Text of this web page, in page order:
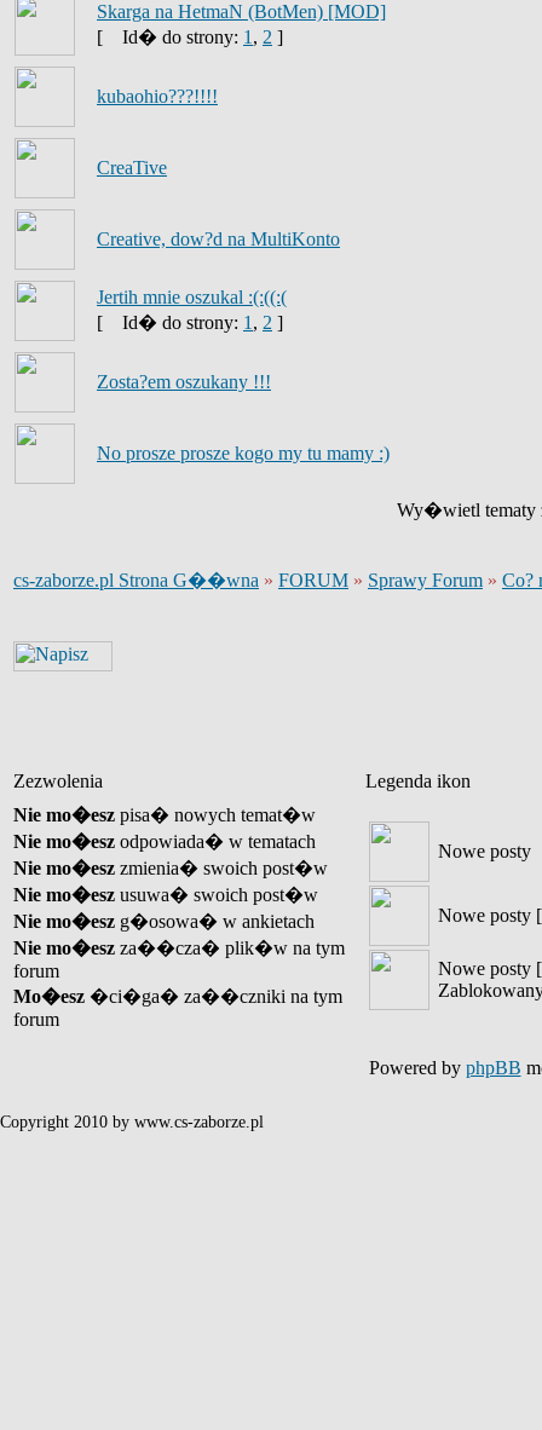
Skarga na HetmaN (BotMen) [MOD]
[
Id� do strony: 1 , 2 ]
kubaohio???!!!!
CreaTive
Creative, dow?d na MultiKonto
Jertih mnie oszukal :(:((:(
[
Id� do strony: 1 , 2 ]
Zosta?em oszukany !!!
No prosze prosze kogo my tu mamy :)
Wy�wietl tematy
cs-zaborze.pl Strona G��wna » FORUM » Sprawy Forum » Co?
Zezwolenia
Legenda ikon
Nie mo�esz pisa� nowych temat�w
Nie mo�esz odpowiada� w tematach
Nie mo�esz zmienia� swoich post�w
Nie mo�esz usuwa� swoich post�w
Nie mo�esz g�osowa� w ankietach
Nie mo�esz za��cza� plik�w na tym
forum
Mo�esz �ci�ga� za��czniki na tym
forum
Nowe posty
Nowe posty
Nowe posty [
Powered by phpBB
Copyright 2010 by www.cs-zaborze.pl